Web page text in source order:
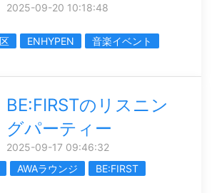
2025-09-20 10:18:48
ENHYPEN
音楽イベント
BE:FIRSTのリスニン
グパーティー
2025-09-17 09:46:32
AWAラウンジ
BE:FIRST